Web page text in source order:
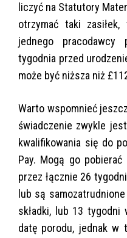
liczyć na Statutory
otrzymać taki
jednego
tygodnia przed
może być niższa niż
Warto wspomnieć
świadczenie zwykle
kwalifikowania się do
Pay. Mogą go
przez łącznie 26
lub są
składki, lub 13
datę porodu, jednak w